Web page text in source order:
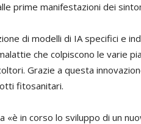
prime manifestazioni dei
di modelli di IA specifici e
che colpiscono le varie
Grazie a questa
fitosanitari.
«è in corso lo sviluppo di un